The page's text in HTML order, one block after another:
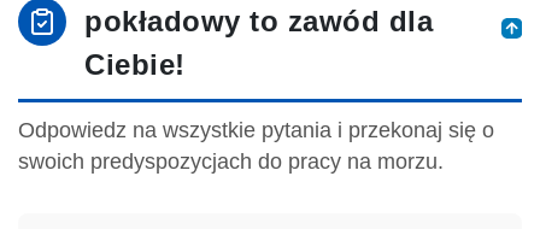
pokładowy to zawód dla
Ciebie!
Odpowiedz na wszystkie pytania i przekonaj się o
swoich predyspozycjach do pracy na morzu.